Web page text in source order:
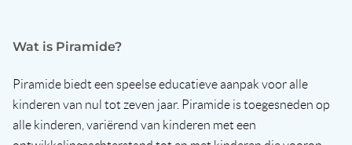
Wat is Piramide?
Piramide biedt een speelse educatieve aanpak voor alle
kinderen van nul tot zeven jaar. Piramide is toegesneden op
alle kinderen, variërend van kinderen met een